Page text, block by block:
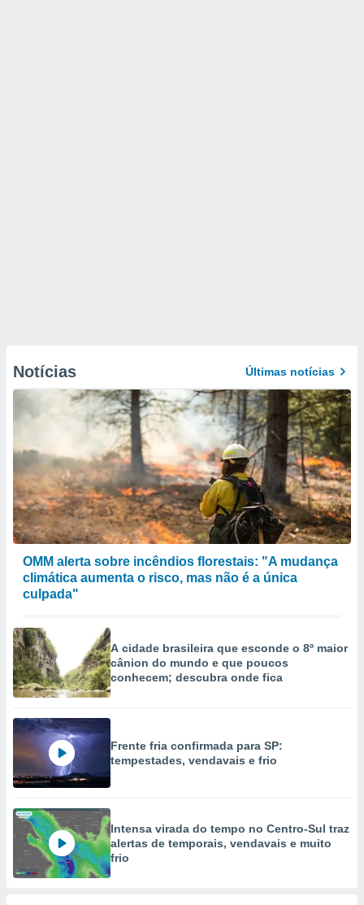
Notícias Últimas notícias
OMM alerta sobre incêndios florestais: "A mudança
climática aumenta o risco, mas não é a única
culpada"
A cidade brasileira que esconde o 8º maior
cânion do mundo e que poucos
conhecem; descubra onde fica
Frente fria confirmada para SP:
tempestades, vendavais e frio
Intensa virada do tempo no Centro-Sul traz
alertas de temporais, vendavais e muito
frio